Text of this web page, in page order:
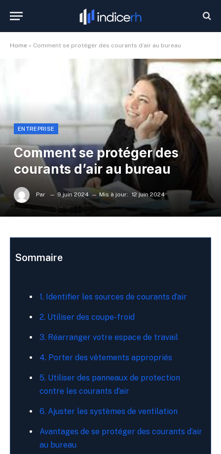
Home » Comment se protéger des courants d’air au bureau
ENTREPRISE
Comment se protéger des
courants d’air au bureau
Par 9 juin 2024 Mis à jour: 12 juin 2024
Sommaire
1. Identifier les sources de courants d’air
2. Utiliser des coupe-froid
3. Réarranger votre espace de travail
4. Porter des vêtements appropriés
5. Utiliser des panneaux de protection
contre les courants d’air
6. Ajuster les systèmes de ventilation
Avantages de se protéger des courants d’air
au bureau